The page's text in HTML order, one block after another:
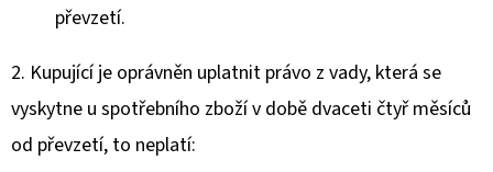
převzetí.
2. Kupující je oprávněn uplatnit právo z vady, která se
vyskytne u spotřebního zboží v době dvaceti čtyř měsíců
od převzetí, to neplatí: